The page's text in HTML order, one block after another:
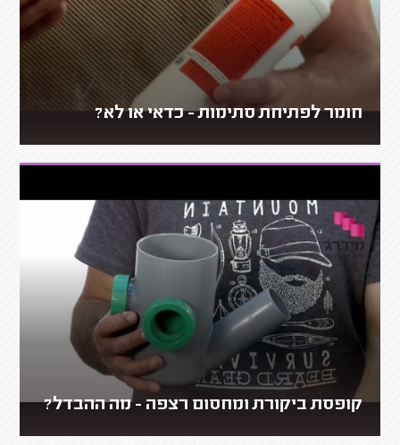
חומר לפתיחת סתימות - כדאי או לא?
קופסת ביקורת ומחסום רצפה - מה ההבדל?